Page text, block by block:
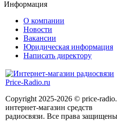
Информация
О компании
Новости
Вакансии
Юридическая информация
Написать директору
Copyright 2025-2026 © price-
интернет-магазин средств
радиосвязи. Все права